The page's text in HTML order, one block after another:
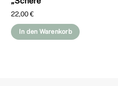
22,00€
In den Warenkorb